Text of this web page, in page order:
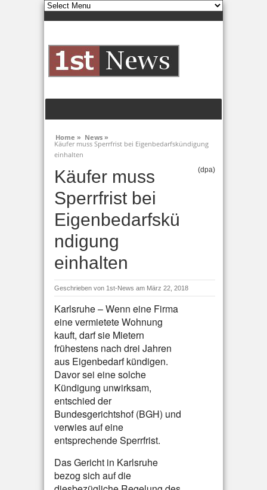
Home » News »
Käufer muss Sperrfrist bei Eigenbedarfskündigung
einhalten
Käufer muss
Sperrfrist bei
Eigenbedarfskü
ndigung
einhalten
(dpa)
Geschrieben von 1st-News am März 22, 2018
Karlsruhe – Wenn eine Firma
eine vermietete Wohnung
kauft, darf sie Mietern
frühestens nach drei Jahren
aus Eigenbedarf kündigen.
Davor sei eine solche
Kündigung unwirksam,
entschied der
Bundesgerichtshof (BGH) und
verwies auf eine
entsprechende Sperrfrist.
Das Gericht in Karlsruhe
bezog sich auf die